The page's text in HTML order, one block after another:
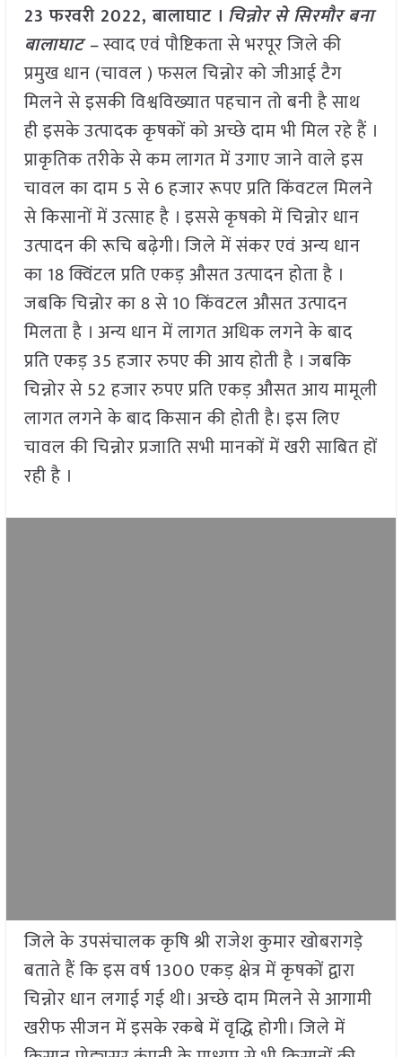
23 फरवरी 2022, बालाघाट । चिन्नोर से सिरमौर बना
बालाघाट –स्वाद एवं पौष्टिकता से भरपूर जिले की
प्रमुख धान (चावल ) फसल चिन्नोर को जीआई टैग
मिलने से इसकी विश्वविख्यात पहचान तो बनी है साथ
ही इसके उत्पादक कृषकों को अच्छे दाम भी मिल रहे हैं ।
प्राकृतिक तरीके से कम लागत में उगाए जाने वाले इस
चावल का दाम 5 से 6 हजार रूपए प्रति किंवटल मिलने
से किसानों में उत्साह है । इससे कृषको में चिन्नोर धान
उत्पादन की रूचि बढ़ेगी। जिले में संकर एवं अन्य धान
का 18 क्विंटल प्रति एकड़ औसत उत्पादन होता है ।
जबकि चिन्नोर का 8 से 10 किंवटल औसत उत्पादन
मिलता है । अन्य धान में लागत अधिक लगने के बाद
प्रति एकड़ 35 हजार रुपए की आय होती है । जबकि
चिन्नोर से 52 हजार रुपए प्रति एकड़ औसत आय मामूली
लागत लगने के बाद किसान की होती है। इस लिए
चावल की चिन्नोर प्रजाति सभी मानकों में खरी साबित हों
रही है ।
जिले के उपसंचालक कृषि श्री राजेश कुमार खोबरागड़े
बताते हैं कि इस वर्ष 1300 एकड़ क्षेत्र में कृषकों द्वारा
चिन्नोर धान लगाई गई थी। अच्छे दाम मिलने से आगामी
खरीफ सीजन में इसके रकबे में वृद्धि होगी। जिले में